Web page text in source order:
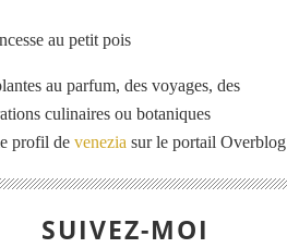
au parfum, des voyages, des
culinaires ou botaniques
profil de venezia sur le portail Overblog
SUIVEZ-MOI